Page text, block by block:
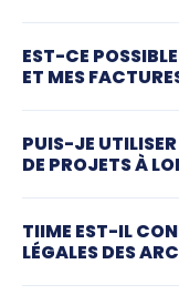
EST-CE
ET MES
et factures afin
votre cabinet
facturation et de
pouvez intégrer
le style de police
Cela vous
PUIS-JE
DE PROJETS À
facturation des
situations de
TIIME EST-IL
LÉGALES DES